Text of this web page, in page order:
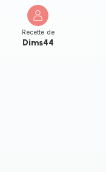
Recette de
Dims44